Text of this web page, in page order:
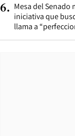
6. Mesa del Senado
iniciativa que
llama a